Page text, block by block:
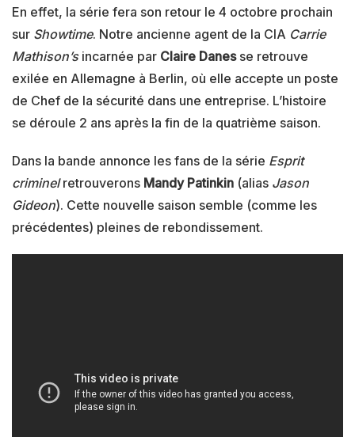
En effet, la série fera son retour le 4 octobre prochain
sur Showtime. Notre ancienne agent de la CIA Carrie
Mathison’sincarnée par Claire Danes se retrouve
exilée en Allemagne à Berlin, où elle accepte un poste
de Chef de la sécurité dans une entreprise. L’histoire
se déroule 2 ans après la fin de la quatrième saison.
Dans la bande annonce les fans de la série Esprit
criminelretrouverons Mandy Patinkin (alias Jason
Gideon). Cette nouvelle saison semble (comme les
précédentes) pleines de rebondissement.